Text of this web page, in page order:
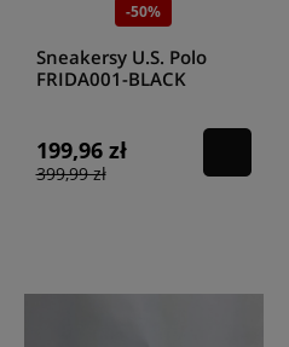
-50%
Sneakersy U.S. Polo
FRIDA001-BLACK
199,96 zł
399,99 zł